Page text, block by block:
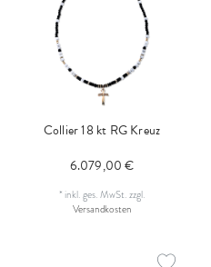
Collier 18 kt RG Kreuz
6.079,00 €
* inkl. ges. MwSt.zzgl.
Versandkosten